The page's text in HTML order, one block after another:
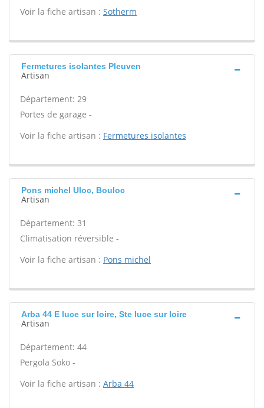
Voir la fiche artisan : Sotherm
Fermetures isolantes Pleuven
Artisan
Département: 29
Portes de garage -
Voir la fiche artisan : Fermetures isolantes
Pons michel Uloc, Bouloc
Artisan
Département: 31
Climatisation réversible -
Voir la fiche artisan : Pons michel
Arba 44 E luce sur loire, Ste luce sur loire
Artisan
Département: 44
Pergola Soko -
Voir la fiche artisan : Arba 44